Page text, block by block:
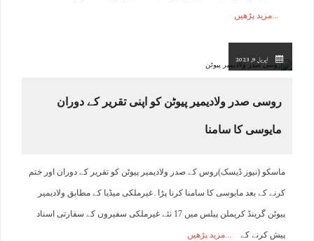
مزید پڑھیں
اپریل 9, 2023
روسی صدر ولادیمیر پیوٹن کو اپنی تقریر کے دوران
مایوسی کا سامنا
ماسکو (نیوز ڈیسک)روس کے صدر ولادیمیر پیوٹن کو تقریر کے دوران اور ختم
کرنے کے بعد مایوسی کا سامنا کرنا پڑا۔غیرملکی میڈیا کے مطابق ولادیمیر
پیوٹن گرینڈ کریملن پیلس میں 17 نئے غیرملکی سفیروں کے سفارتی اسناد
پیش کرنے کے مزید پڑھیں